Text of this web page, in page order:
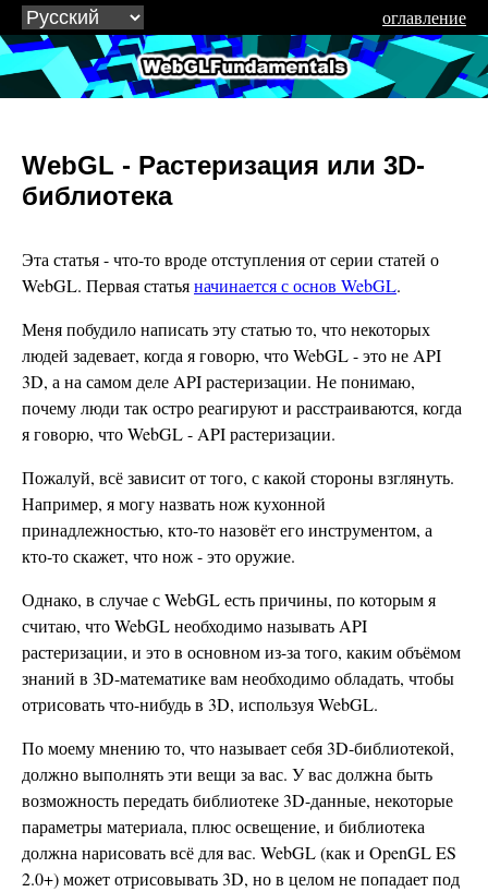
оглавление
WebGLFundamentals.org
WebGL - Растеризация или 3D-
библиотека
Эта статья - что-то вроде отступления от серии статей о
WebGL. Первая статьяначинается с основ WebGL.
Меня побудило написать эту статью то, что некоторых
людей задевает, когда я говорю, что WebGL - это не API
3D, а на самом деле API растеризации. Не понимаю,
почему люди так остро реагируют и расстраиваются, когда
я говорю, что WebGL - API растеризации.
Пожалуй, всё зависит от того, с какой стороны взглянуть.
Например, я могу назвать нож кухонной
принадлежностью, кто-то назовёт его инструментом, а
кто-то скажет, что нож - это оружие.
Однако, в случае с WebGL есть причины, по которым я
считаю, что WebGL необходимо называть API
растеризации, и это в основном из-за того, каким объёмом
знаний в 3D-математике вам необходимо обладать, чтобы
отрисовать что-нибудь в 3D, используя WebGL.
По моему мнению то, что называет себя 3D-библиотекой,
должно выполнять эти вещи за вас. У вас должна быть
возможность передать библиотеке 3D-данные, некоторые
параметры материала, плюс освещение, и библиотека
должна нарисовать всё для вас. WebGL (как и OpenGL ES
2.0+) может отрисовывать 3D, но в целом не попадает под